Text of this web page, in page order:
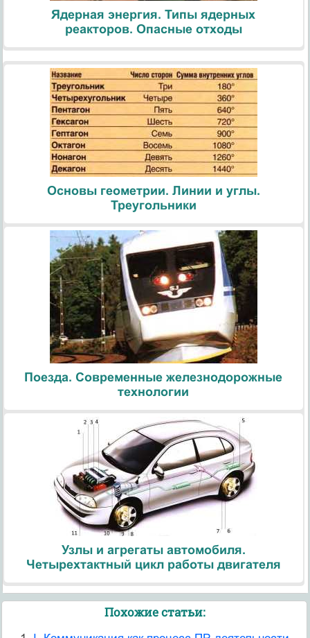
Ядерная энергия. Типы ядерных
реакторов. Опасные отходы
Основы геометрии. Линии и углы.
Треугольники
Поезда. Современные железнодорожные
технологии
Узлы и агрегаты автомобиля.
Четырехтактный цикл работы двигателя
Похожие статьи: